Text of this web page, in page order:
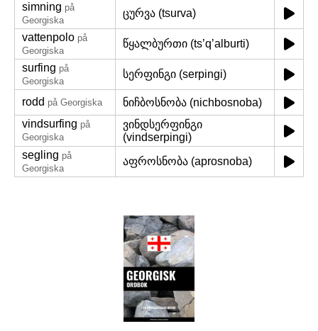
simning på
Georgiska
ცურვა (tsurva)
vattenpolo på
Georgiska
წყალბურთი (ts’q’alburti)
surfing på
Georgiska
სერფინგი (serpingi)
rodd på Georgiska
ნიჩბოსნობა (nichbosnoba)
vindsurfing på
Georgiska
ვინდსერფინგი
(vindserpingi)
segling på
Georgiska
აფროსნობა (aprosnoba)